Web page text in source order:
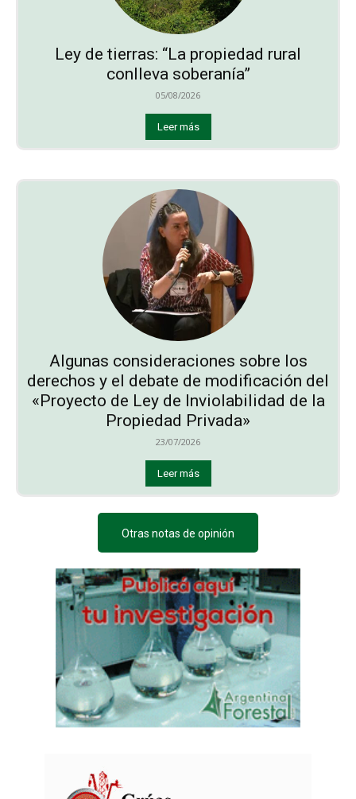
Ley de tierras: “La propiedad rural
conlleva soberanía”
05/08/2026
Leer más
Algunas consideraciones sobre los
derechos y el debate de modificación del
«Proyecto de Ley de Inviolabilidad de la
Propiedad Privada»
23/07/2026
Leer más
Otras notas de opinión